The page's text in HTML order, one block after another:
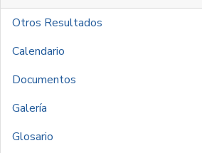
Otros Resultados
Calendario
Documentos
Galería
Glosario